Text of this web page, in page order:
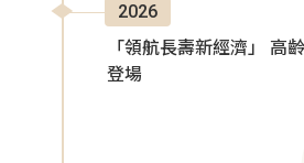
2026
「領航長壽新經濟」 高
登場